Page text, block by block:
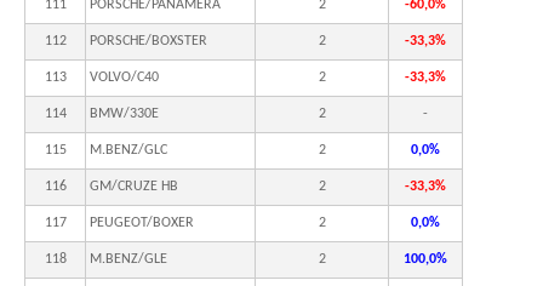
111 PORSCHE/PANAMERA 2 -60,0%
112 PORSCHE/BOXSTER 2 -33,3%
113 VOLVO/C40 2 -33,3%
114 BMW/330E 2 -
115 M.BENZ/GLC 2 0,0%
116 GM/CRUZE HB 2 -33,3%
117 PEUGEOT/BOXER 2 0,0%
118 M.BENZ/GLE 2 100,0%